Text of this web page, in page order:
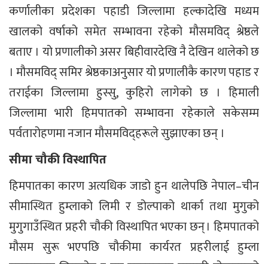
कर्णालीका प्रदेशका पहाडी जिल्लामा हल्कादेखि मध्यम
खालको वर्षाको समेत सम्भावना रहेको मौसमविद् श्रेष्ठले
बताए । यो प्रणालीको असर बिहीवारदेखि नै देखिन थालेको छ
। मौसमविद् समिर श्रेष्ठकाअनुसार यो प्रणालीकै कारण पहाड र
तराईका जिल्लामा हुस्सु, कुहिरो लागेको छ । हिमाली
जिल्लामा भारी हिमपातको सम्भावना रहेकाले सकेसम्म
पर्वतारोहणमा नजान मौसमविद्हरूले सुझाएका छन् ।
सीमा चौकी विस्थापित
हिमपातका कारण अत्यधिक जाडो हुन थालेपछि नेपाल–चीन
सीमास्थित हुम्लाको लिमी र डोल्पाको थार्का तथा मुगुको
मुगुगाउँस्थित प्रहरी चौकी विस्थापित भएका छन् । हिमपातको
मौसम सुरू भएपछि चौकीमा कार्यरत प्रहरीलाई हुम्ला